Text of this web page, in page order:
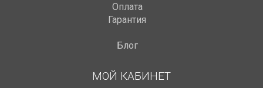
Оплата
Гарантия
Блог
МОЙ КАБИНЕТ